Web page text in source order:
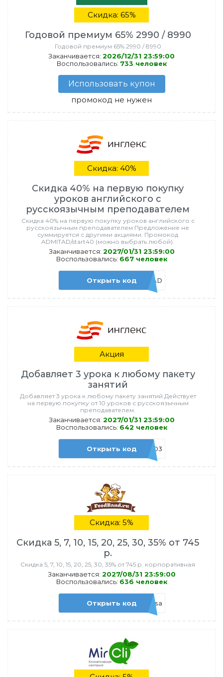
Скидка: 65%
Годовой премиум 65% 2990 / 8990
Годовой премиум 65% 2990 / 8990
Заканчивается: 2026/12/31 23:59:00
Воспользовались: 733 человек
Использовать купон
промокод не нужен
Скидка: 40%
Скидка 40% на первую покупку
уроков английского с
русскоязычным преподавателем
Скидка 40% на первую покупку уроков английского с
русскоязычным преподавателем Предложение не
суммируется с другими акциями. Промокод
ADMITAD/start40 (можно выбрать любой).
Заканчивается: 2027/01/31 23:59:00
Воспользовались: 667 человек
Открыть кодADMITAD
Акция
Добавляет 3 урока к любому пакету
занятий
Добавляет 3 урока к любому пакету занятий Действует
на первую покупку от 10 уроков с русскоязычным
преподавателем.
Заканчивается: 2027/01/31 23:59:00
Воспользовались: 642 человек
Открыть кодADMITAD3
Скидка: 5%
Скидка 5, 7, 10, 15, 20, 25, 30, 35% от 745
р.
Скидка 5, 7, 10, 15, 20, 25, 30, 35% от 745 р. корпоративная
Заканчивается: 2027/08/31 23:59:00
Воспользовались: 636 человек
Открыть кодadmitadanisa